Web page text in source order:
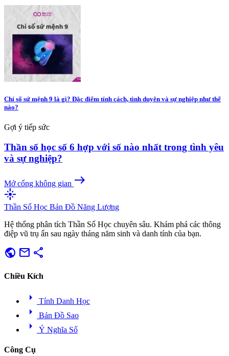
Chỉ số sứ mệnh 9 là gì? Đặc điểm tính cách, tình duyên và sự nghiệp như thế
nào?
Gợi ý tiếp sức
Thần số học số 6 hợp với số nào nhất trong tình yêu
và sự nghiệp?
Mở cổng không gian east
flare
Thần Số Học Bản Đồ Năng Lượng
Hệ thống phân tích Thần Số Học chuyên sâu. Khám phá các thông
điệp vũ trụ ẩn sau ngày tháng năm sinh và danh tính của bạn.
public mail share
Chiều Kích
arrow_right Tính Danh Học
arrow_right Bản Đồ Sao
arrow_right Ý Nghĩa Số
Công Cụ